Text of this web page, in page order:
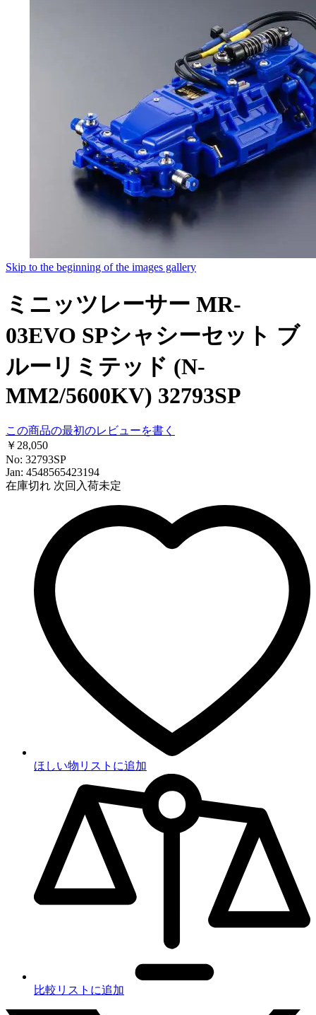
Skip to the beginning of the images gallery
ミニッツレーサー MR-
03EVO SPシャシーセット ブ
ルーリミテッド (N-
MM2/5600KV) 32793SP
この商品の最初のレビューを書く
￥28,050
No: 32793SP
Jan: 4548565423194
在庫切れ 次回入荷未定
ほしい物リストに追加
比較リストに追加